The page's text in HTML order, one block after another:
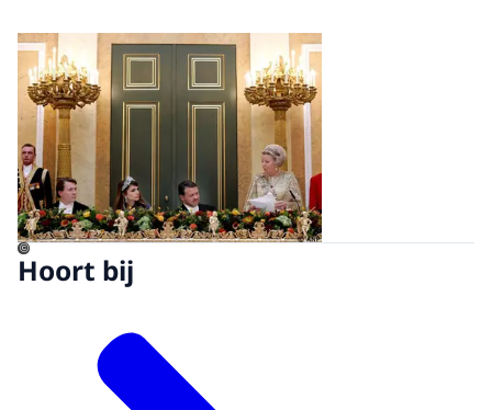
Open de galerij in vergrote
©
Hoort bij